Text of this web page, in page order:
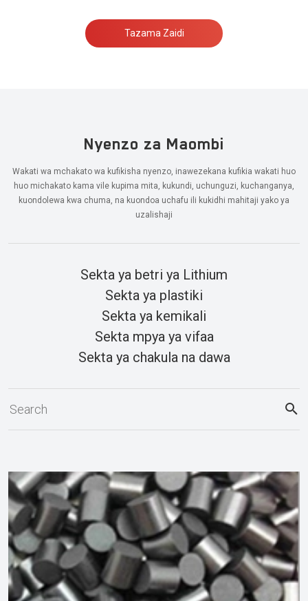
Tazama Zaidi
Nyenzo za Maombi
Wakati wa mchakato wa kufikisha nyenzo, inawezekana kufikia wakati huo
huo michakato kama vile kupima mita, kukundi, uchunguzi, kuchanganya,
kuondolewa kwa chuma, na kuondoa uchafu ili kukidhi mahitaji yako ya
uzalishaji
Sekta ya betri ya Lithium
Sekta ya plastiki
Sekta ya kemikali
Sekta mpya ya vifaa
Sekta ya chakula na dawa